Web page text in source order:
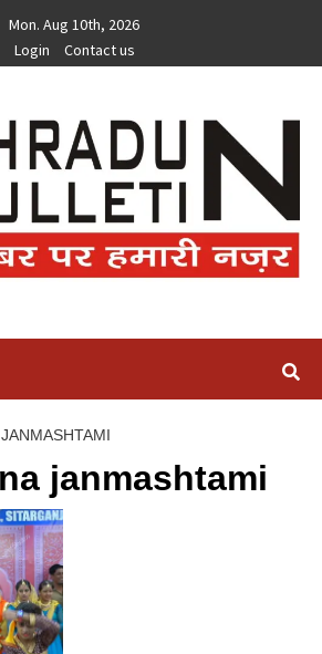
Mon. Aug 10th, 2026
Login
Contact us
janmashtami